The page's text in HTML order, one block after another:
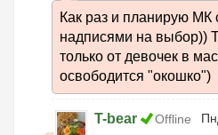
Как раз и планирую МК
надписями на выбор))
только от девочек в
освободится "окошко")
T-bear Offline